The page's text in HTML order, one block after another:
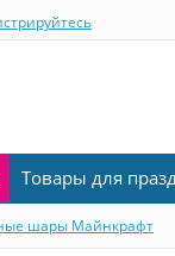
Товары для
шары Майнкрафт